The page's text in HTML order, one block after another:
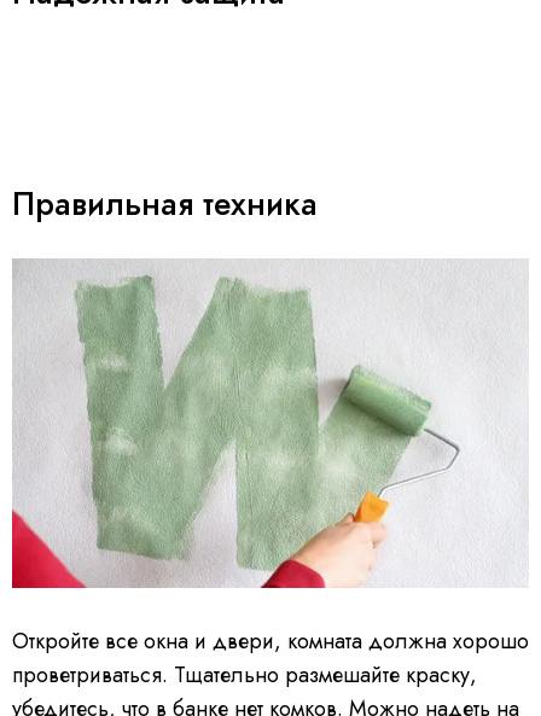
Правильная техника
Откройте все окна и двери, комната должна хорошо
проветриваться. Тщательно размешайте краску,
убедитесь, что в банке нет комков. Можно надеть на